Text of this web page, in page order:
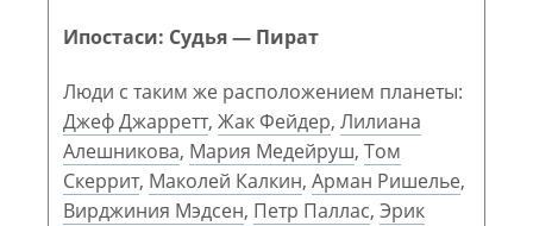
Ипостаси: Судья — Пират
Люди с таким же расположением планеты:
Джеф Джарретт, Жак Фейдер, Лилиана
Алешникова, Мария Медейруш, Том
Скеррит, Маколей Калкин, Арман Ришелье,
Вирджиния Мэдсен, Петр Паллас, Эрик